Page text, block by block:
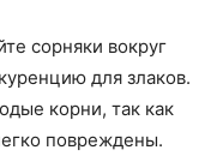
сорняки вокруг
для злаков.
корни, так как
повреждены.